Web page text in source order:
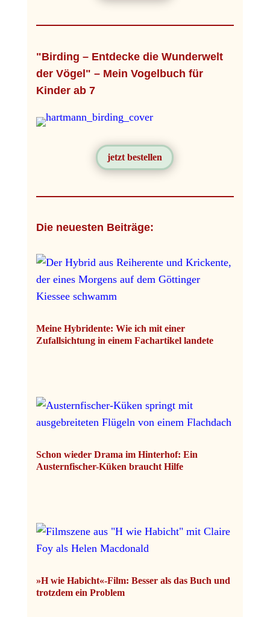
"Birding – Entdecke die Wunderwelt
der Vögel" – Mein Vogelbuch für
Kinder ab 7
jetzt bestellen
Die neuesten Beiträge:
Meine Hybridente: Wie ich mit einer
Zufallsichtung in einem Fachartikel landete
Schon wieder Drama im Hinterhof: Ein
Austernfischer-Küken braucht Hilfe
»H wie Habicht«-Film: Besser als das Buch und
trotzdem ein Problem